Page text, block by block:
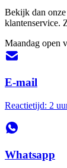
Bekijk dan onze
klantenservice.
Maandag open
E-mail
Reactietijd: 2
Whatsapp